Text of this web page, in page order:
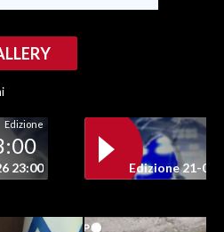
Edizione
23:00 Edizione 21-05-